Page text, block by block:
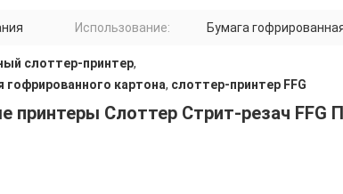
Использование: Бумага
слоттер-принтер,
картона, слоттер-принтер FFG
принтеры Слоттер Стрит-резач FFG